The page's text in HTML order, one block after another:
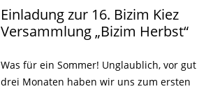
Einladung zur 16. Bizim Kiez
Versammlung „Bizim Herbst“
Was für ein Sommer! Unglaublich, vor gut
drei Monaten haben wir uns zum ersten